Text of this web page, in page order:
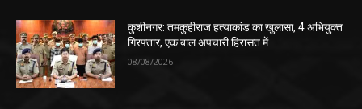
कुशीनगर: तमकुहीराज हत्याकांड का खुलासा, 4 अभियुक्त
गिरफ्तार, एक बाल अपचारी हिरासत में
08/08/2026